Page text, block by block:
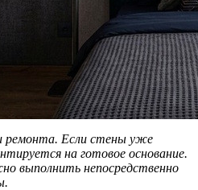
ремонта. Если стены уже
на готовое основание.
выполнить непосредственно